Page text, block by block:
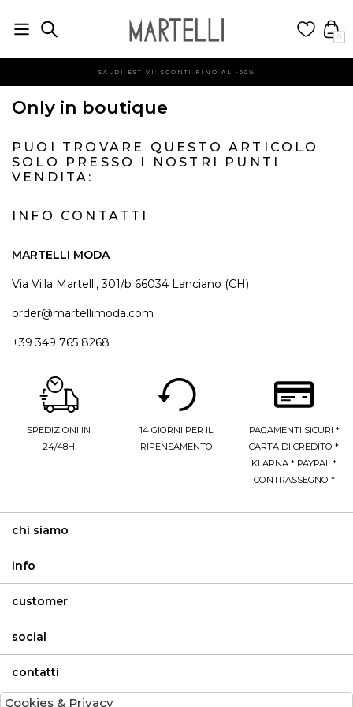
0
SALDI ESTIVI: SCONTI FINO AL -60%
Only in boutique
PUOI TROVARE QUESTO ARTICOLO
SOLO PRESSO I NOSTRI PUNTI
VENDITA:
INFO CONTATTI
MARTELLI MODA
Via Villa Martelli, 301/b 66034 Lanciano (CH)
order@martellimoda.com
+39 349 765 8268
SPEDIZIONI IN
24/48H
14 GIORNI PER IL
RIPENSAMENTO
PAGAMENTI SICURI *
CARTA DI CREDITO *
KLARNA * PAYPAL *
CONTRASSEGNO *
chi siamo
info
customer
social
contatti
Cookies & Privacy